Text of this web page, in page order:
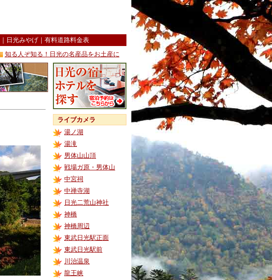
｜ 日光みやげ ｜ 有料道路料金表
知る人ぞ知る！日光の名産品をお土産に
ライブカメラ
湯ノ湖
湯滝
男体山山頂
戦場ガ原・男体山
中宮祠
中禅寺湖
日光二荒山神社
神橋
神橋周辺
東武日光駅正面
東武日光駅前
川治温泉
龍王峡